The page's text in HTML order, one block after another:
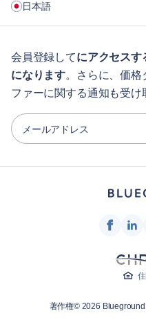
企業向け
ゲスト向け特典サービス
シティガイド
パートナー
家具レンタル事業者
インフルエンサー＆アフィリエ
日本語
English
Português
Español
会員登録してにアクセスす
になります。さらに、価
ファーに関する通知も受け
メールアドレス
著作権© 2026 Blueground